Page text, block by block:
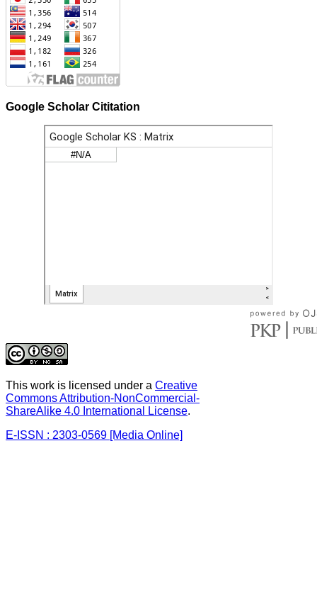
Google Scholar Cititation
This work is licensed under a Creative
Commons Attribution-NonCommercial-
ShareAlike 4.0 International License.
E-ISSN : 2303-0569 [Media Online]